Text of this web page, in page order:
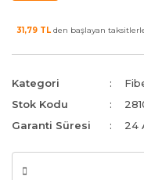
31,79 TL den başlayan
Kategori
Stok Kodu
Garanti Süresi
24